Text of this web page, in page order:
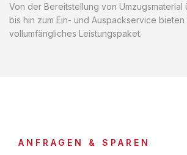
Von der Bereitstellung von
bis hin zum Ein- und Auspackservice
vollumfängliches Leistungspaket.
ANFRAGEN & SPAREN